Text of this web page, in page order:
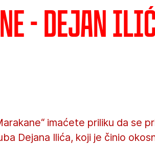
- Dejan Ilić
imaćete priliku da se
Dejana Ilića, koji je činio